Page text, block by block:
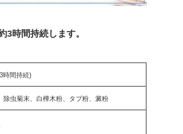
3時間持続します。
間持続)
除虫菊末、白樺木粉、タブ粉、澱粉